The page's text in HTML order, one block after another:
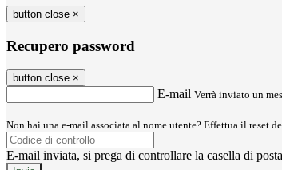
button close ×
Recupero password
button close ×
E-mail Verrà inviato un
Non hai una e-mail associata al nome utente? Effettua il reset
E-mail inviata, si prega di controllare la casella di